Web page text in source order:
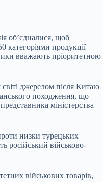
обʼєдналися, щоб
категоріями продукції
вважають пріоритетною
джерелом після Китаю
походження, що
міністерства
низки турецьких
російський військово-
військових товарів,